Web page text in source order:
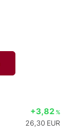
+3,82 %
26,30 EUR